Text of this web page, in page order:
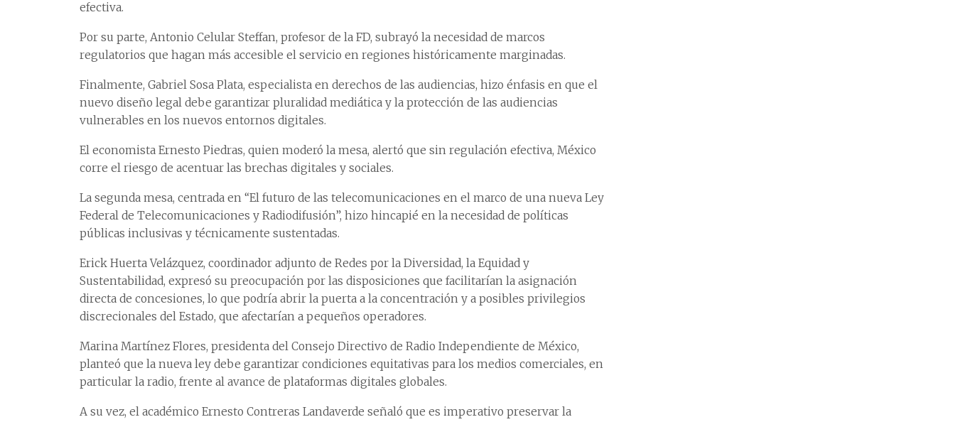
efectiva.
Por su parte, Antonio Celular Steffan, profesor de la FD, subrayó la necesidad de marcos
regulatorios que hagan más accesible el servicio en regiones históricamente marginadas.
Finalmente, Gabriel Sosa Plata, especialista en derechos de las audiencias, hizo énfasis en que el
nuevo diseño legal debe garantizar pluralidad mediática y la protección de las audiencias
vulnerables en los nuevos entornos digitales.
El economista Ernesto Piedras, quien moderó la mesa, alertó que sin regulación efectiva, México
corre el riesgo de acentuar las brechas digitales y sociales.
La segunda mesa, centrada en “El futuro de las telecomunicaciones en el marco de una nueva Ley
Federal de Telecomunicaciones y Radiodifusión”, hizo hincapié en la necesidad de políticas
públicas inclusivas y técnicamente sustentadas.
Erick Huerta Velázquez, coordinador adjunto de Redes por la Diversidad, la Equidad y
Sustentabilidad, expresó su preocupación por las disposiciones que facilitarían la asignación
directa de concesiones, lo que podría abrir la puerta a la concentración y a posibles privilegios
discrecionales del Estado, que afectarían a pequeños operadores.
Marina Martínez Flores, presidenta del Consejo Directivo de Radio Independiente de México,
planteó que la nueva ley debe garantizar condiciones equitativas para los medios comerciales, en
particular la radio, frente al avance de plataformas digitales globales.
A su vez, el académico Ernesto Contreras Landaverde señaló que es imperativo preservar la